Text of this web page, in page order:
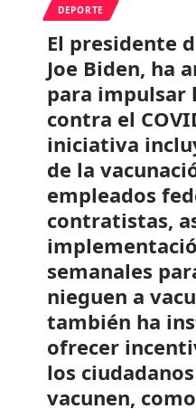
DEPORTE
El presidente
Joe Biden, ha
para impulsar
contra el
iniciativa
de la
empleados
contratistas,
semanales
nieguen a
también ha
ofrecer
los
vacunen,